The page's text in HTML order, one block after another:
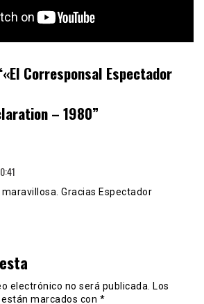
«El Corresponsal Espectador
– 1980”
Gracias Espectador
electrónico no será publicada. Los
marcados con *